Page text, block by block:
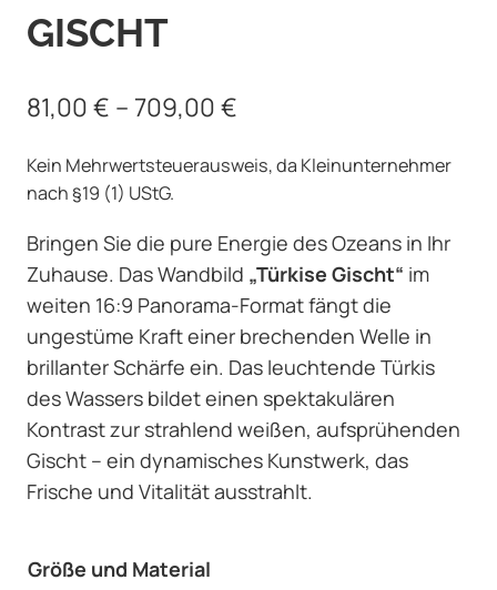
GISCHT
81,00€ – 709,00€
Kein Mehrwertsteuerausweis, da Kleinunternehmer
nach §19 (1) UStG.
Bringen Sie die pure Energie des Ozeans in Ihr
Zuhause. Das Wandbild „Türkise Gischt“ im
weiten 16:9 Panorama-Format fängt die
ungestüme Kraft einer brechenden Welle in
brillanter Schärfe ein. Das leuchtende Türkis
des Wassers bildet einen spektakulären
Kontrast zur strahlend weißen, aufsprühenden
Gischt – ein dynamisches Kunstwerk, das
Frische und Vitalität ausstrahlt.
Größe und Material